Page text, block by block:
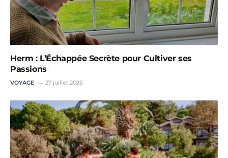
Herm : L’Échappée Secrète pour Cultiver ses
Passions
VOYAGE 27 juillet 2026